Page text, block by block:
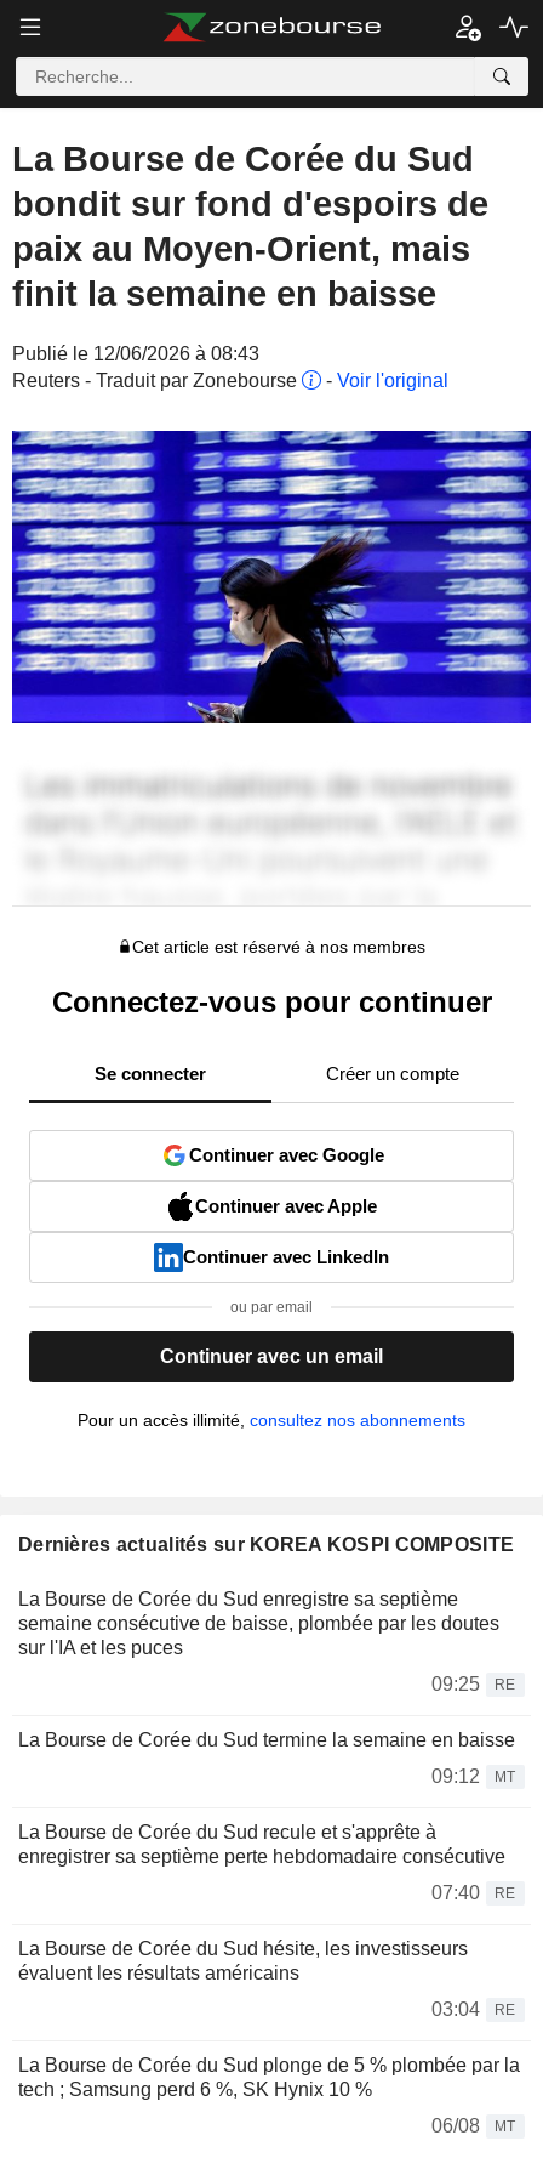
La Bourse de Corée du Sud
bondit sur fond d'espoirs de
paix au Moyen-Orient, mais
finit la semaine en baisse
Publié le 12/06/2026 à 08:43
Reuters - Traduit par Zonebourse
- Voir l'original
Cet article est réservé à nos membres
Connectez-vous pour continuer
Se connecter Créer un compte
Continuer avec Google
Continuer avec Apple
Continuer avec LinkedIn
ou par email
Continuer avec un email
Pour un accès illimité, consultez nos abonnements
Dernières actualités sur KOREA KOSPI COMPOSITE
La Bourse de Corée du Sud enregistre sa septième
semaine consécutive de baisse, plombée par les doutes
sur l'IA et les puces
09:25
RE
La Bourse de Corée du Sud termine la semaine en baisse
09:12
MT
La Bourse de Corée du Sud recule et s'apprête à
enregistrer sa septième perte hebdomadaire consécutive
07:40
RE
La Bourse de Corée du Sud hésite, les investisseurs
évaluent les résultats américains
03:04
RE
La Bourse de Corée du Sud plonge de 5 % plombée par la
tech ; Samsung perd 6 %, SK Hynix 10 %
06/08
MT